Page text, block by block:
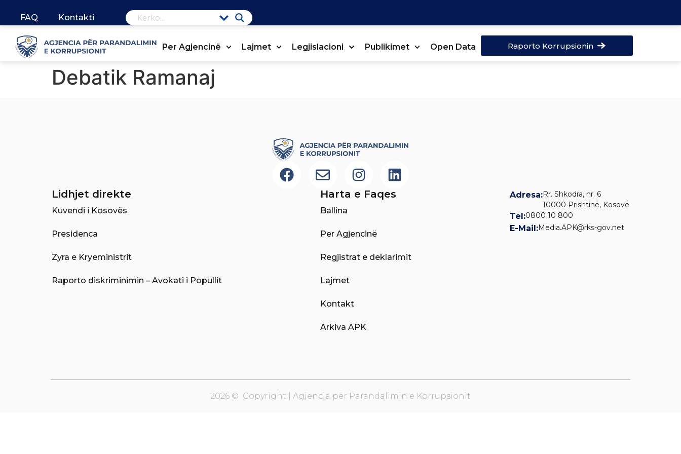
FAQ Kontakti
Per Agjencinë Lajmet Legjislacioni Publikimet Open Data Raporto Korrupsionin
Debatik Ramanaj
Lidhjet direkte
Kuvendi i Kosovës
Presidenca
Zyra e Kryeministrit
Raporto diskriminimin – Avokati i Popullit
Harta e Faqes
Ballina
Per Agjencinë
Regjistrat e deklarimit
Lajmet
Kontakt
Arkiva APK
Adresa:Rr. Shkodra, nr. 6
10000 Prishtinë, Kosovë
Tel:0800 10 800
E-Mail:Media.APK@rks-gov.net
2026 © Copyright | Agjencia për Parandalimin e Korrupsionit